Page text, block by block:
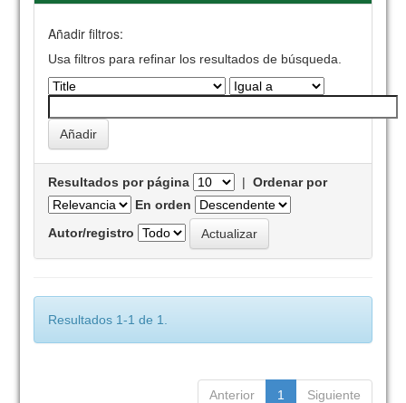
Añadir filtros:
Usa filtros para refinar los resultados de búsqueda.
Resultados por página |Ordenar por
En orden
Autor/registro
Resultados 1-1 de 1.
Anterior 1 Siguiente